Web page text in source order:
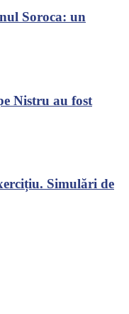
Soroca: un
Nistru au fost
Simulări de